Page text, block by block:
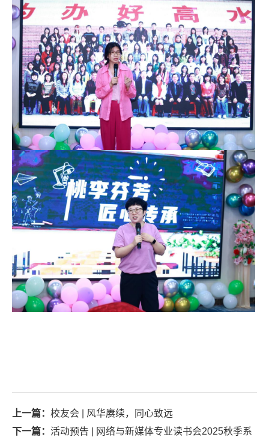
上一篇： 校友会 | 风华赓续，同心致远
下一篇： 活动预告 | 网络与新媒体专业读书会2025秋季系